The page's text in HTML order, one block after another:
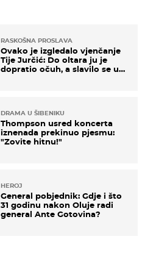
RASKOŠNA PROSLAVA
Ovako je izgledalo vjenčanje
Tije Jurčić: Do oltara ju je
dopratio očuh, a slavilo se uz
DRAMA U ŠIBENIKU
Thompson usred koncerta
iznenada prekinuo pjesmu:
"Zovite hitnu!"
HEROJ
General pobjednik: Gdje i što
31 godinu nakon Oluje radi
general Ante Gotovina?